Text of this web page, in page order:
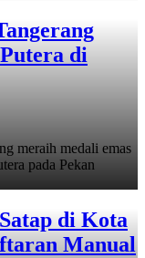
di
meraih medali emas
pada Pekan
di Kota
Manual